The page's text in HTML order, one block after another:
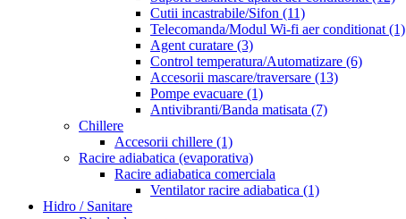
Cutii incastrabile/Sifon (11)
Telecomanda/Modul Wi-fi aer conditionat (1)
Agent curatare (3)
Control temperatura/Automatizare (6)
Accesorii mascare/traversare (13)
Pompe evacuare (1)
Antivibranti/Banda matisata (7)
Chillere
Accesorii chillere (1)
Racire adiabatica (evaporativa)
Racire adiabatica comerciala
Ventilator racire adiabatica (1)
Hidro / Sanitare